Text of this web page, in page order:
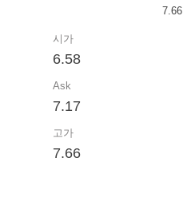
7.66
시가
6.58
Ask
7.17
고가
7.66